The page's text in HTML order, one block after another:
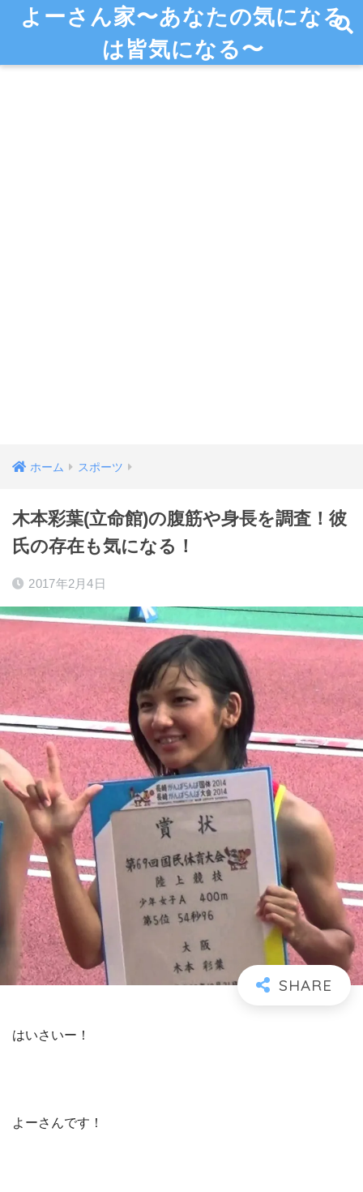
よーさん家〜あなたの気になる
は皆気になる〜
ホーム スポーツ
木本彩葉(立命館)の腹筋や身長を調査！彼
氏の存在も気になる！
2017年2月4日
はいさいー！
よーさんです！